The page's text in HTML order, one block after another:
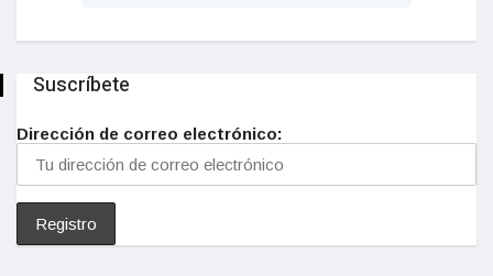
Suscríbete
Dirección de correo electrónico: